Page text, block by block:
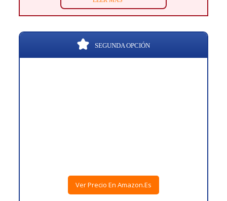
SEGUNDA OPCIÓN
Ver Precio En Amazon.es